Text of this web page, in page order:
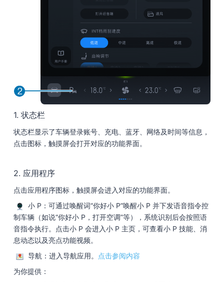
1. 状态栏
状态栏显示了车辆登录账号、充电、蓝牙、网络及时间等信息，
点击图标，触摸屏会打开对应的功能界面。
2. 应用程序
点击应用程序图标，触摸屏会进入对应的功能界面。
小 P：可通过唤醒词“你好小 P”唤醒小 P 并下发语音指令控
制车辆（如说“你好小 P，打开空调”等），系统识别后会按照语
音指令执行。点击小 P 会进入小 P 主页，可查看小 P 技能、消
息动态以及亮点功能视频。
导航：进入导航应用。
点击参阅内容
为你提供：